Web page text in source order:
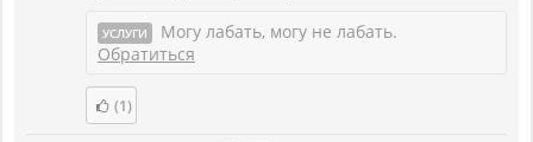
УСЛУГИ
Могу лабать, могу не лабать.
Обратиться
(1)